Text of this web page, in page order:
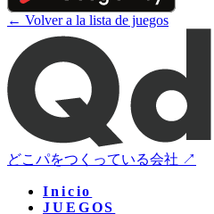
← Volver a la lista de juegos
どこパをつくっている会社 ↗
Inicio
JUEGOS